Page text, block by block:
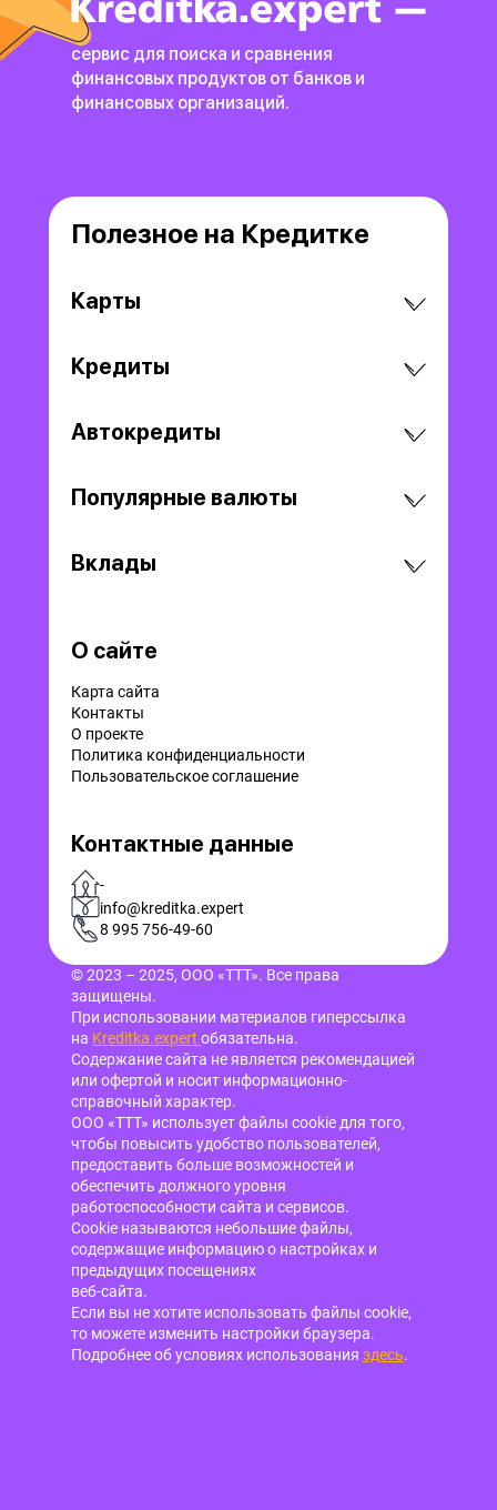
сервис для поиска и сравнения
финансовых продуктов от банков и
финансовых организаций.
Полезное на Кредитке
Карты
Кредиты
Автокредиты
Популярные валюты
Вклады
О сайте
Карта сайта
Контакты
О проекте
Политика конфиденциальности
Пользовательское соглашение
Контактные данные
-
info@kreditka.expert
8 995 756-49-60
© 2023 – 2025, ООО «ТТТ». Все права
защищены.
При использовании материалов гиперссылка
на Kreditka.expert обязательна.
Содержание сайта не является рекомендацией
или офертой и носит информационно-
справочный характер.
ООО «ТТТ» использует файлы cookie для того,
чтобы повысить удобство пользователей,
предоставить больше возможностей и
обеспечить должного уровня
работоспособности сайта и сервисов.
Cookie называются небольшие файлы,
содержащие информацию о настройках и
предыдущих посещениях
веб-сайта.
Если вы не хотите использовать файлы cookie,
то можете изменить настройки браузера.
Подробнее об условиях использования здесь.